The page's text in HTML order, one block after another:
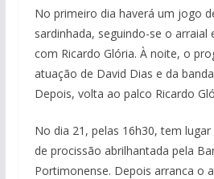
pub
No primeiro dia haverá um jogo
sardinhada, seguindo-se o arraial
com Ricardo Glória. À noite, o
atuação de David Dias e da
Depois, volta ao palco Ricardo
No dia 21, pelas 16h30, tem
de procissão abrilhantada pela
Portimonense. Depois arranca o